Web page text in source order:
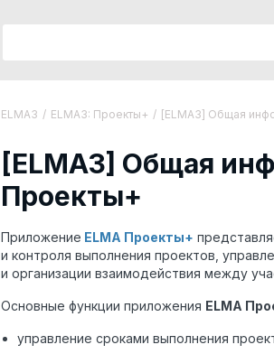
ELMA3 / ELMA3: Проекты+ / [ELMA3] Общая
[ELMA3] Общая
Проекты+
Приложение ELMA Проекты+
и контроля выполнения проектов,
и организации взаимодействия между
Основные функции приложения ELMA
управление сроками выполнения